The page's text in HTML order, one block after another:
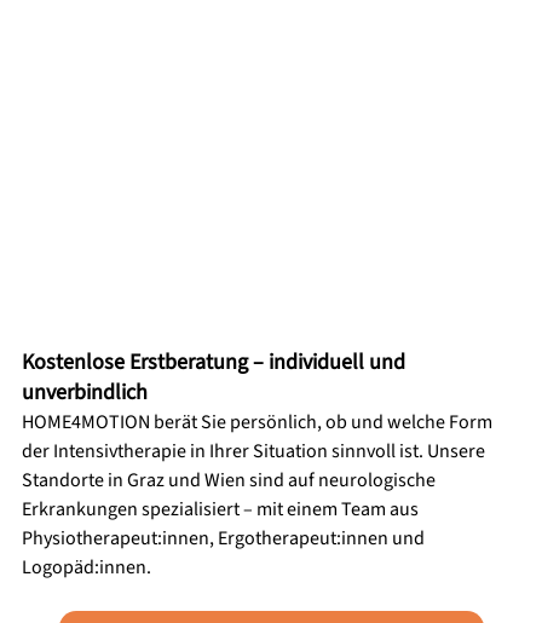
Kostenlose Erstberatung – individuell und
unverbindlich
HOME4MOTION berät Sie persönlich, ob und welche Form
der Intensivtherapie in Ihrer Situation sinnvoll ist. Unsere
Standorte in Graz und Wien sind auf neurologische
Erkrankungen spezialisiert – mit einem Team aus
Physiotherapeut:innen, Ergotherapeut:innen und
Logopäd:innen.